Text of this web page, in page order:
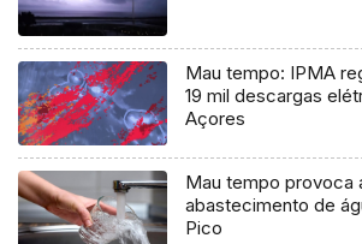
Mau tempo: IPMA
19 mil descargas
Açores
Mau tempo provoca
abastecimento de
Pico